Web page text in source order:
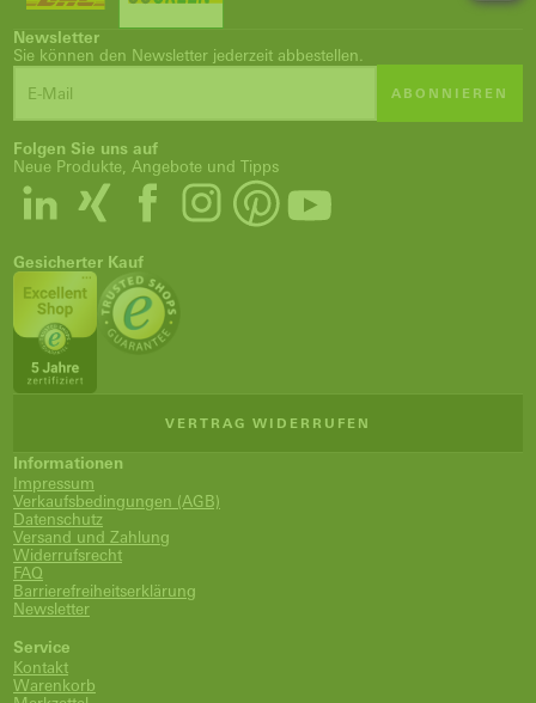
Newsletter
Sie können den Newsletter jederzeit abbestellen.
ABONNIEREN
Folgen Sie uns auf
Neue Produkte, Angebote und Tipps
Gesicherter Kauf
VERTRAG WIDERRUFEN
Informationen
Impressum
Verkaufsbedingungen (AGB)
Datenschutz
Versand und Zahlung
Widerrufsrecht
FAQ
Barrierefreiheitserklärung
Newsletter
Service
Kontakt
Warenkorb